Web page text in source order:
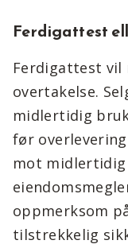
Ferdigattest
Ferdigattest vil
overtakelse.
midlertidig
før
mot
oppmerksom
tilstrekkelig